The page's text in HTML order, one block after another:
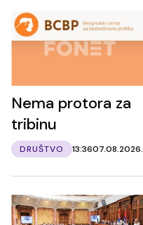
Nema protora za
tribinu
DRUŠTVO 13:3607.08.2026.